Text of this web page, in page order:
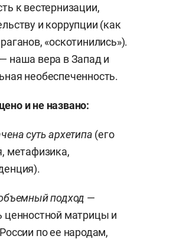
к вестернизации,
и коррупции (как
«оскотинились»).
наша вера в Запад и
необеспеченность.
и не названо:
суть архетипа (его
метафизика,
подход —
ценностной матрицы и
по ее народам,